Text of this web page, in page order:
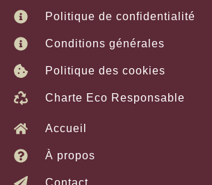
Politique de confidentialité
Conditions générales
Politique des cookies
Charte Eco Responsable
Accueil
À propos
Contact